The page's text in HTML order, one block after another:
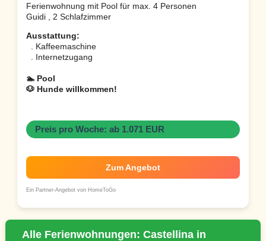
Ferienwohnung mit Pool für max. 4 Personen
Guidi , 2 Schlafzimmer
Ausstattung:
. Kaffeemaschine
. Internetzugang
🏊 Pool
🐶 Hunde willkommen!
Preis pro Woche: ab 1.071 EUR
Zum Angebot
Ein Partner-Angebot von HomeToGo
Alle Ferienwohnungen: Castellina in